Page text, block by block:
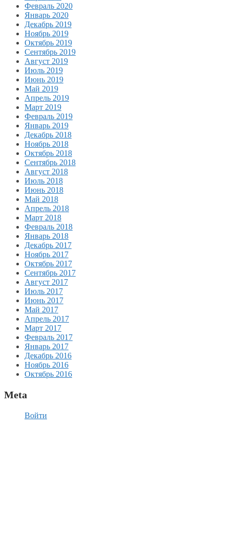
Февраль 2020
Январь 2020
Декабрь 2019
Ноябрь 2019
Октябрь 2019
Сентябрь 2019
Август 2019
Июль 2019
Июнь 2019
Май 2019
Апрель 2019
Март 2019
Февраль 2019
Январь 2019
Декабрь 2018
Ноябрь 2018
Октябрь 2018
Сентябрь 2018
Август 2018
Июль 2018
Июнь 2018
Май 2018
Апрель 2018
Март 2018
Февраль 2018
Январь 2018
Декабрь 2017
Ноябрь 2017
Октябрь 2017
Сентябрь 2017
Август 2017
Июль 2017
Июнь 2017
Май 2017
Апрель 2017
Март 2017
Февраль 2017
Январь 2017
Декабрь 2016
Ноябрь 2016
Октябрь 2016
Meta
Войти